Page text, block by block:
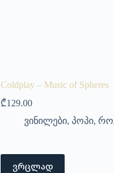
Coldplay – Music of Spheres
₾129.00
ვინილები,პოპი,
ვრცლად